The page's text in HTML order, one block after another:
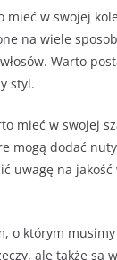
w swojej
na wiele
Warto
styl.
mieć w swojej
mogą dodać
uwagę na
o którym
ale także są